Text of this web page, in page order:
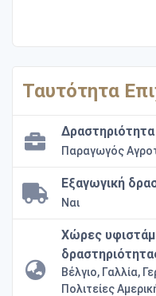
Ταυτότητα
Δραστηριότητα
Παραγωγός
Εξαγωγική
Ναι
Χώρες
Βέλγιο, Γαλλία,
Πολιτείες